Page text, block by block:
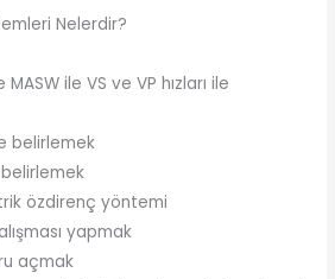
Nelerdir?
MASW ile VS ve VP hızları ile
belirlemek
özdirenç yöntemi
yapmak
açmak